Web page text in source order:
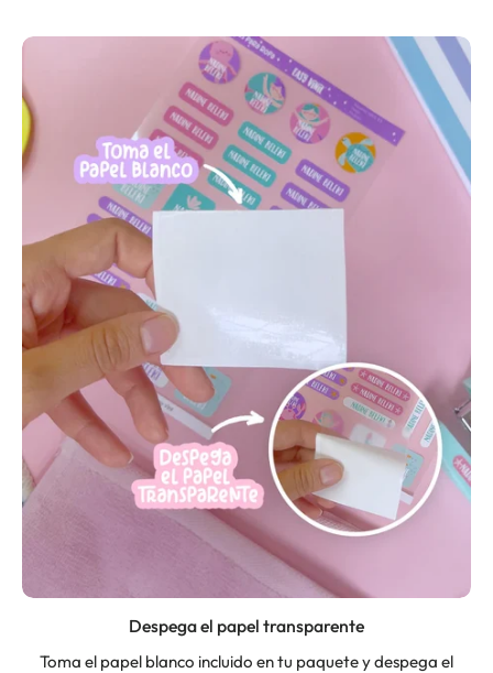
Despega el papel transparente
Toma el papel blanco incluido en tu paquete y despega el